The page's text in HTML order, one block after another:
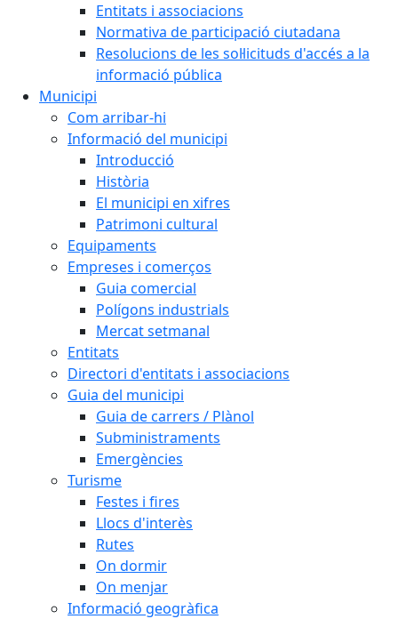
Entitats i associacions
Normativa de participació ciutadana
Resolucions de les sol·licituds d'accés a la
informació pública
Municipi
Com arribar-hi
Informació del municipi
Introducció
Història
El municipi en xifres
Patrimoni cultural
Equipaments
Empreses i comerços
Guia comercial
Polígons industrials
Mercat setmanal
Entitats
Directori d'entitats i associacions
Guia del municipi
Guia de carrers / Plànol
Subministraments
Emergències
Turisme
Festes i fires
Llocs d'interès
Rutes
On dormir
On menjar
Informació geogràfica